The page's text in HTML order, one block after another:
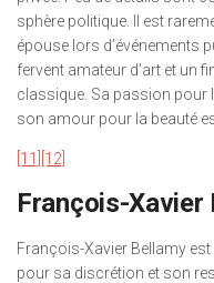
sphère politique. Il est
épouse lors d’événements
fervent amateur d’art et un
classique. Sa passion pour
son amour pour la beauté
[11] [12]
François-Xavier
François-Xavier Bellamy
pour sa discrétion et son